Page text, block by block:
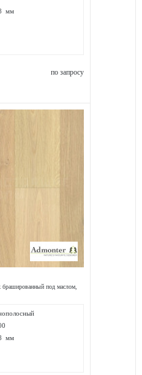
мм
по запросу
под маслом,
мм